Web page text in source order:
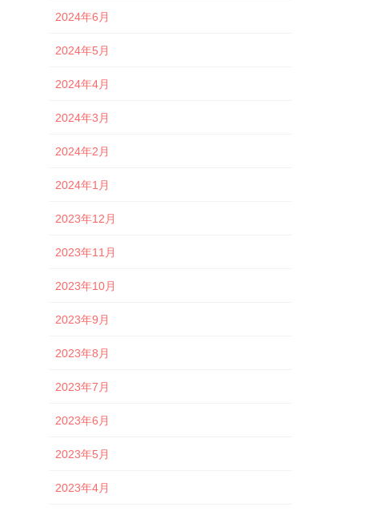
2024年6月
2024年5月
2024年4月
2024年3月
2024年2月
2024年1月
2023年12月
2023年11月
2023年10月
2023年9月
2023年8月
2023年7月
2023年6月
2023年5月
2023年4月